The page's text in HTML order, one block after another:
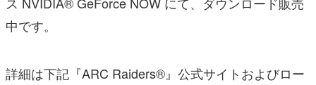
中です。
詳細は下記『ARC Raiders®』公式サイトおよびロー